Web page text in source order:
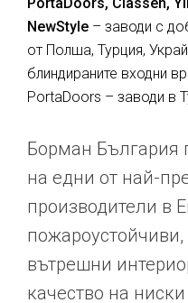
NewStyle – заводи с
от Полша, Турция,
блиндираните входни
PortaDoors – заводи в
Борман България
на едни от най-
производители в
вътрешни
качество на